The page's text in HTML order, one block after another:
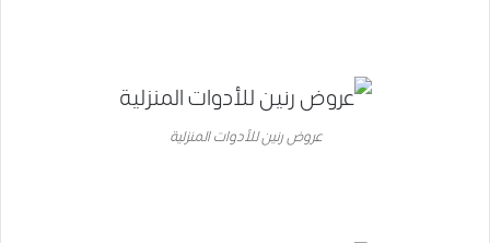
عروض رنين للأدوات المنزلية